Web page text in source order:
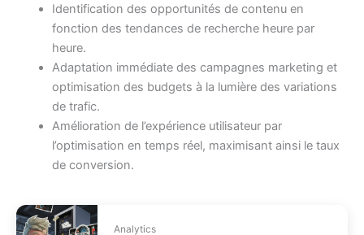
Identification des opportunités de contenu en
fonction des tendances de recherche heure par
heure.
Adaptation immédiate des campagnes marketing et
optimisation des budgets à la lumière des variations
de trafic.
Amélioration de l’expérience utilisateur par
l’optimisation en temps réel, maximisant ainsi le taux
de conversion.
Analytics